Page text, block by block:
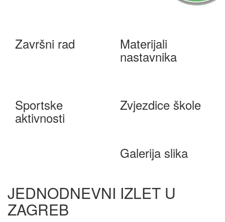
Završni rad Materijali
nastavnika
Sportske
aktivnosti
Zvjezdice škole
Galerija slika
JEDNODNEVNI IZLET U
ZAGREB